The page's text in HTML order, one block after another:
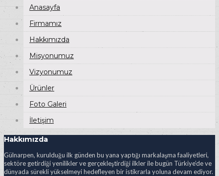
Anasayfa
Firmamız
Hakkımızda
Misyonumuz
Vizyonumuz
Ürünler
Foto Galeri
İletişim
Hakkımızda
Gülnarpen, kurulduğu ilk günden bu yana yaptığı markalaşma faaliyetleri,
sektöre getirdiği yenilikler ve gerçekleştirdiği ilkler ile bugün Türkiye’de ve
dünyada sürekli yükselmeyi hedefleyen bir istikrarla yoluna devam ediyor.